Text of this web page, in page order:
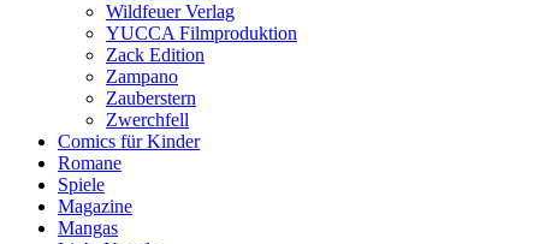
Wildfeuer Verlag
YUCCA Filmproduktion
Zack Edition
Zampano
Zauberstern
Zwerchfell
Comics für Kinder
Romane
Spiele
Magazine
Mangas